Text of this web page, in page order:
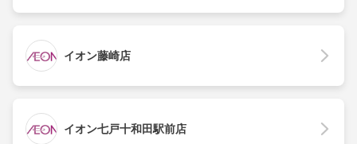
イオン藤崎店
イオン七戸十和田駅前店